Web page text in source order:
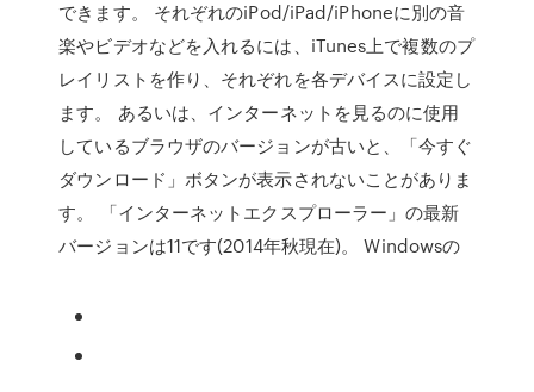
できます。 それぞれのiPod/iPad/iPhoneに別の音
楽やビデオなどを入れるには、iTunes上で複数のプ
レイリストを作り、それぞれを各デバイスに設定し
ます。 あるいは、インターネットを見るのに使用
しているブラウザのバージョンが古いと、「今すぐ
ダウンロード」ボタンが表示されないことがありま
す。 「インターネットエクスプローラー」の最新
バージョンは11です(2014年秋現在)。 Windowsの